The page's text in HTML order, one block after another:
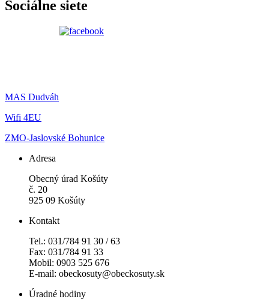
Sociálne siete
MAS Dudváh
Wifi 4EU
ZMO-Jaslovské Bohunice
Adresa
Obecný úrad Košúty
č. 20
925 09 Košúty
Kontakt
Tel.: 031/784 91 30 / 63
Fax: 031/784 91 33
Mobil: 0903 525 676
E-mail: obeckosuty@obeckosuty.sk
Úradné hodiny